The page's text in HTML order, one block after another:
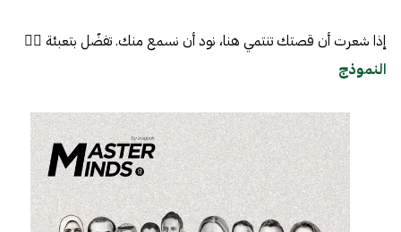
إذا شعرت أن قصتك تنتمي هنا، نود أن نسمع منك. تفضّل بتعبئة 👈🏼
النموذج